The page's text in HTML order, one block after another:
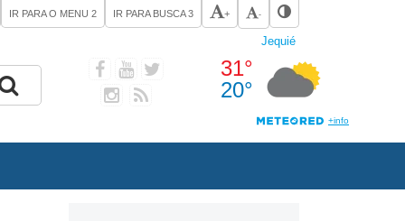
IR PARA O MENU 2 IR PARA BUSCA3 + -